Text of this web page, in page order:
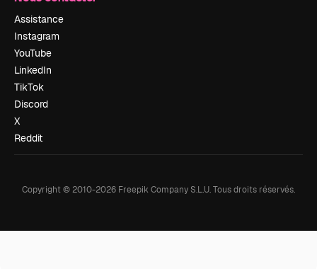
Assistance
Instagram
YouTube
LinkedIn
TikTok
Discord
X
Reddit
Copyright © 2010-2026 Freepik Company S.L.U.Tous droits réservés.